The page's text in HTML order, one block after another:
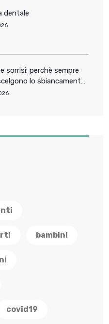
dentale
sorrisi: perchè sempre
lo sbiancamento
vacanze
bambini
covid19